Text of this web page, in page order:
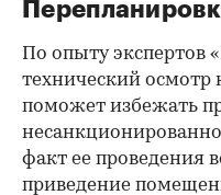
По опыту
технический осмотр
поможет избежать
факт ее проведения
приведение